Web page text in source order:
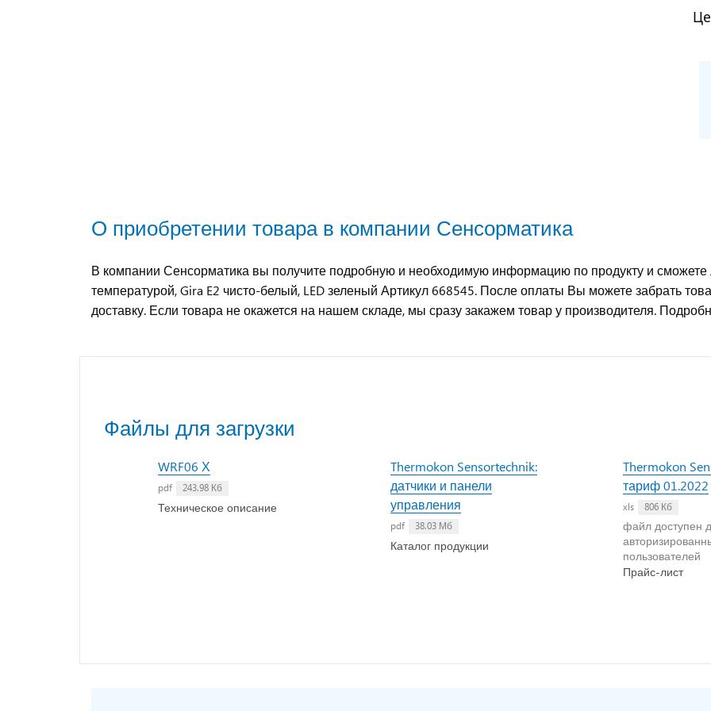
О приобретении товара в компании Сенсорматика
В компании Сенсорматика вы получите подробную и необходимую информацию по продукту и сможете
температурой, Gira E2 чисто-белый, LED зеленый Артикул 668545. После оплаты Вы можете забрать
доставку. Если товара не окажется на нашем складе, мы сразу закажем товар у производителя.
Файлы для загрузки
WRF06 Х
pdf 243.98 Кб
Техническое описание
Thermokon Sensortechnik:
датчики и панели
управления
pdf 38.03 Мб
Каталог продукции
Thermokon
тариф 01.2022
xls 806 Кб
файл доступен
пользователей
Прайс-лист